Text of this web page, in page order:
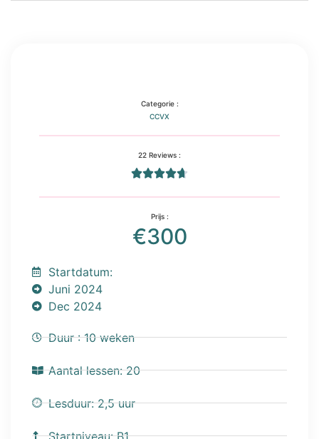
Categorie :
CCVX
22 Reviews :

Prijs :
€300
Startdatum:
Juni 2024
Dec 2024
Duur : 10 weken
Aantal lessen: 20
Lesduur: 2,5 uur
Startniveau: B1